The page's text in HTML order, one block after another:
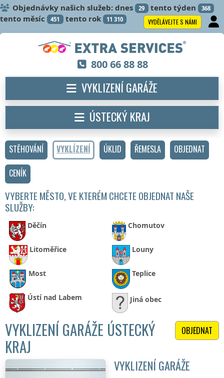
Objednávky našich služeb: dnes 29 tento týden 368
tento měsíc 451 tento rok 11 310 VYDĚLÁVEJTE S NÁMI
STĚHOVÁNÍ VYKLÍZENÍ ÚKLID ŘEMESLA
OBJEDNAT
CENÍK
VYBERTE MĚSTO, VE KTERÉM CHCETE OBJEDNAT NAŠE
SLUŽBY:
Děčín Chomutov
Litoměřice Louny
Most Teplice
Ústí nad Labem Jiná obec
OBJEDNAT
VYKLIZENÍ GARÁŽE ÚSTECKÝ
KRAJ
VYKLIZENÍ GARÁŽE
800 66 88 88
VYKLIZENÍ GARÁŽE
ÚSTECKÝ KRAJ